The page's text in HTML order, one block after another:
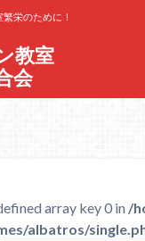
教室
会
栄のために！
array key 0 in /
albatros/